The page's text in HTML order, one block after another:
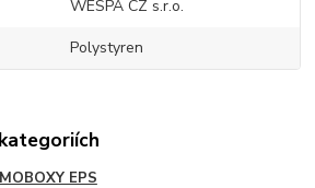
WESPA CZ s.r.o.
Polystyren
EPS